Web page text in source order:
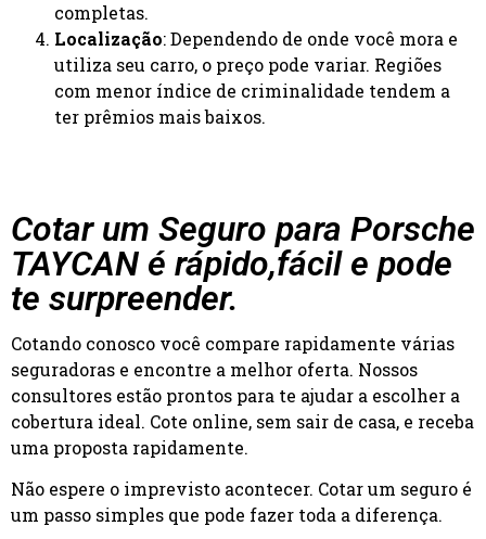
completas.
Localização: Dependendo de onde você mora e
utiliza seu carro, o preço pode variar. Regiões
com menor índice de criminalidade tendem a
ter prêmios mais baixos.
Cotar um Seguro para Porsche
TAYCAN é rápido,fácil e pode
te surpreender.
Cotando conosco você compare rapidamente várias
seguradoras e encontre a melhor oferta. Nossos
consultores estão prontos para te ajudar a escolher a
cobertura ideal. Cote online, sem sair de casa, e receba
uma proposta rapidamente.
Não espere o imprevisto acontecer. Cotar um seguro é
um passo simples que pode fazer toda a diferença.